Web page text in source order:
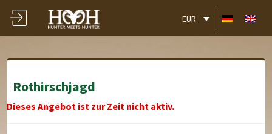
EUR
Rothirschjagd
Dieses Angebot ist zur Zeit nicht aktiv.